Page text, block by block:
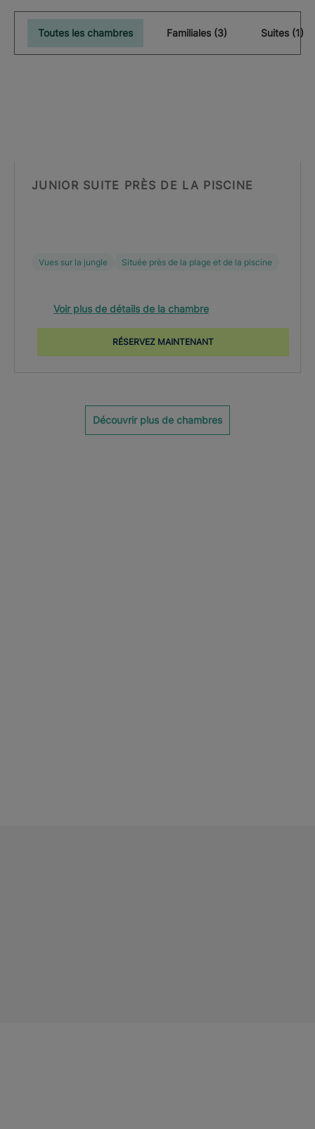
Toutes les chambres Familiales (3) Suites (1)
JUNIOR SUITE PRÈS DE LA PISCINE
Vues sur la jungle Située près de la plage et de la piscine
Voir plus de détails de la chambre
RÉSERVEZ MAINTENANT
Découvrir plus de chambres